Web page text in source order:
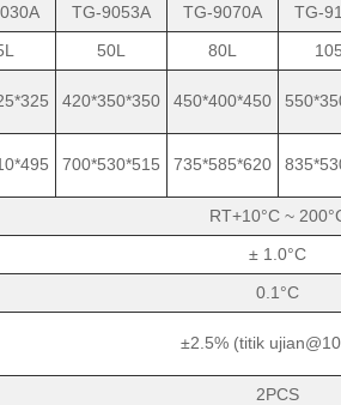
TG-9053A TG-9070A TG-
50L 80L
420*350*350 450*400*450
700*530*515 735*585*620
RT+10°C ~
± 1.0°C
0.1°C
±2.5% (titik
2PCS